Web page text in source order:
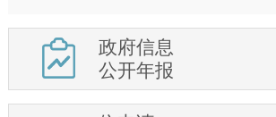
政府信息
公开年报